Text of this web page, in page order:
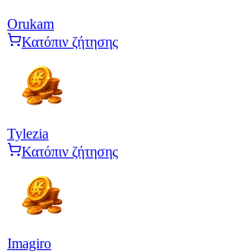
Orukam
Κατόπιν ζήτησης
Tylezia
Κατόπιν ζήτησης
Imagiro